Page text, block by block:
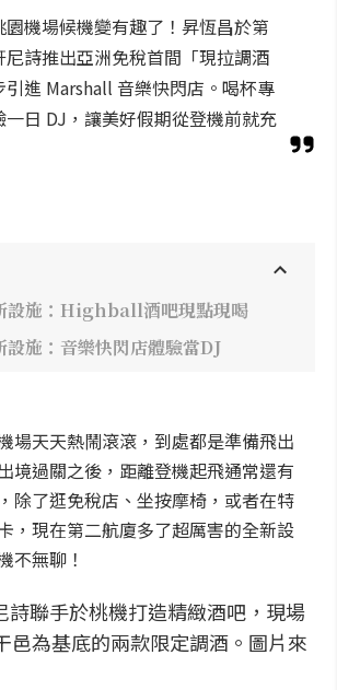
園機場候機變有趣了！昇恆昌於第
尼詩推出亞洲免稅首間「現拉調酒
進 Marshall 音樂快閃店。喝杯專
一日 DJ，讓美好假期從登機前就充
設施：Highball酒吧現點現喝
設施：音樂快閃店體驗當DJ
場天天熱鬧滾滾，到處都是準備飛出
境過關之後，距離登機起飛通常還有
除了逛免稅店、坐按摩椅，或者在特
，現在第二航廈多了超厲害的全新設
不無聊！